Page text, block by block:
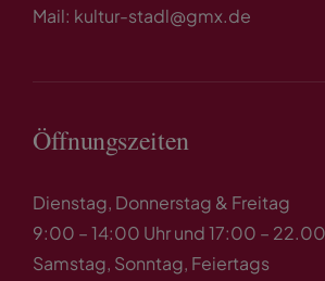
Mail: kultur-stadl@gmx.de
Öffnungszeiten
Dienstag, Donnerstag & Freitag
9:00 – 14:00 Uhr und 17:00 –
Samstag, Sonntag, Feiertags